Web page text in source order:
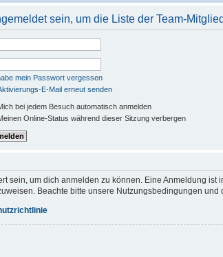
sein, um die Liste der Team-
mein Passwort vergessen
E-Mail erneut senden
bei jedem Besuch automatisch anmelden
Online-Status während dieser Sitzung verbergen
sein, um dich anmelden zu können. Eine Anmeldung
Beachte bitte unsere Nutzungsbedingungen